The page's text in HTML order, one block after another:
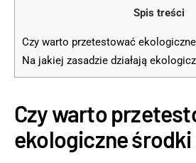
Spis treści
Czy warto przetestować
Na jakiej zasadzie działają
Czy warto
ekologiczne